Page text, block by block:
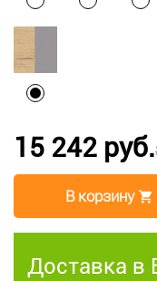
15 242 руб.
В корзину
Доставка в